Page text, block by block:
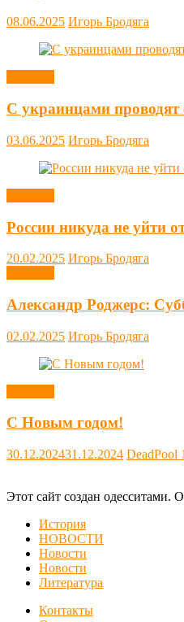
08.06.2025 Игорь Бродяга
С украинцами
03.06.2025 Игорь Бродяга
России никуда не уйти
20.02.2025 Игорь Бродяга
Александр Роджерс:
02.02.2025 Игорь Бродяга
С Новым годом!
30.12.202431.12.2024 DeadPool 1
Этот сайт создан
История
НОВОСТИ
Новости
Новости
Литература
Контакты